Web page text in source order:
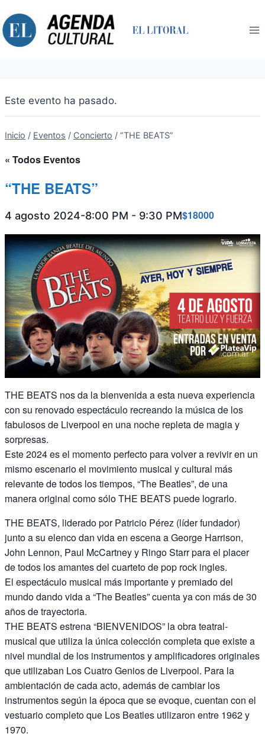
al
contenido
Este evento ha pasado.
Inicio / Eventos / Concierto / “THE BEATS”
« Todos Eventos
“THE BEATS”
4 agosto 2024-8:00 PM - 9:30 PM$18000
THE BEATS nos da la bienvenida a esta nueva experiencia
con su renovado espectáculo recreando la música de los
fabulosos de Liverpool en una noche repleta de magia y
sorpresas.
Este 2024 es el momento perfecto para volver a revivir en un
mismo escenario el movimiento musical y cultural más
relevante de todos los tiempos, “The Beatles”, de una
manera original como sólo THE BEATS puede lograrlo.
THE BEATS, liderado por Patricio Pérez (líder fundador)
junto a su elenco dan vida en escena a George Harrison,
John Lennon, Paul McCartney y Ringo Starr para el placer
de todos los amantes del cuarteto de pop rock ingles.
El espectáculo musical más importante y premiado del
mundo dando vida a “The Beatles” cuenta ya con más de 30
años de trayectoria.
THE BEATS estrena “BIENVENIDOS” la obra teatral-
musical que utiliza la única colección completa que existe a
nivel mundial de los instrumentos y amplificadores originales
que utilizaban Los Cuatro Genios de Liverpool. Para la
ambientación de cada acto, además de cambiar los
instrumentos según la época que se evoque, cuentan con el
vestuario completo que Los Beatles utilizaron entre 1962 y
1970.